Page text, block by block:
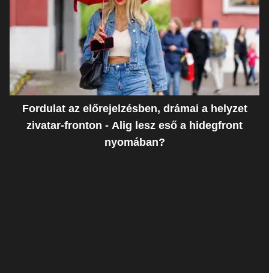
Fordulat az előrejelzésben, drámai a helyzet
zivatar-fronton - Alig lesz eső a hidegfront
nyomában?